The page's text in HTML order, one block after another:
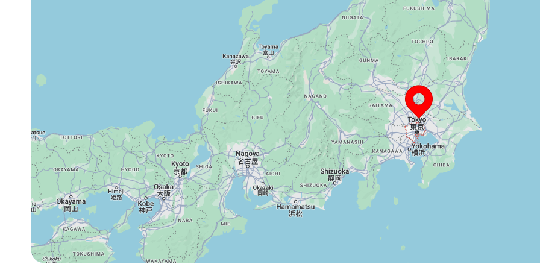
TeraBox ได้รับรางวัล Red
ระหว่างความสวยงามและกา
ใช้ได้รับประสบการณ์ที่ง่ายดาย
ทรัพยากรพื้นที่จัดเก็บข้อมูลบนค